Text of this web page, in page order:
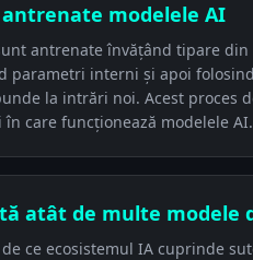
modelele AI
antrenate învățând tipare
parametri interni și apoi
la intrări noi. Acest proces
în care funcționează modelele AI.
atât de multe modele
ce ecosistemul IA cuprinde